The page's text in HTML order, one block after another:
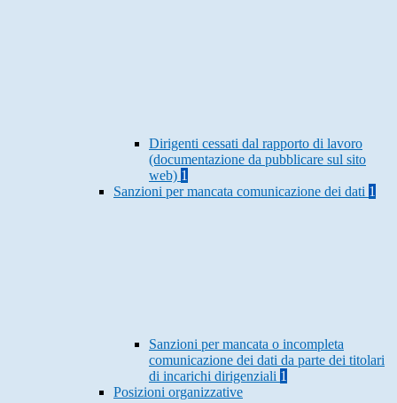
Dirigenti cessati dal rapporto di lavoro
(documentazione da pubblicare sul sito
web) 1
Sanzioni per mancata comunicazione dei dati 1
Sanzioni per mancata o incompleta
comunicazione dei dati da parte dei titolari
di incarichi dirigenziali 1
Posizioni organizzative